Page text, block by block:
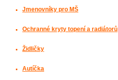
Jmenovníky pro MŠ
Ochranné kryty topení a radiátorů
Židličky
Autíčka